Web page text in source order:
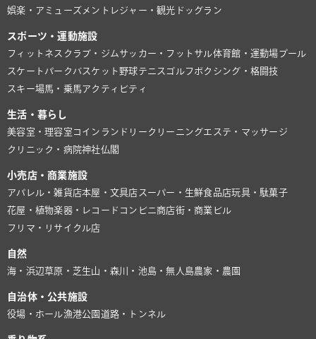
娯楽・アミューズメント レジャー・観光 ドッグラン
スポーツ・運動施設
フィットネスクラブ・ジム サッカー・フットサル体育館・運動場プール
スケートパーク バスケット 野球テニス ゴルフ ボクシング・格闘技
スキー場馬・乗馬アクティビティ
生活・暮らし
美容室・理容室 コインランドリー クリーニングエステ・マッサージ
クリニック・病院神社仏閣
小売店・商業施設
アパレル・雑貨店本屋・文具店 スーパー・生鮮食品店玩具・駄菓子
花屋・植物楽器・レコード コンビニ商店街・商業ビル
フリマ・リサイクル店
自然
海・浜辺 草原・芝生山・森川・池島・無人島農家・農園
自治体・公共施設
役場・ホール漁港公園 道路・トンネル